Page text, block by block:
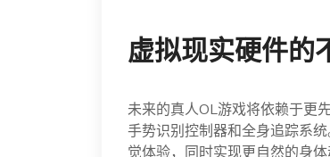
虚拟现实硬件的
未来的真人OL游戏将依赖于更
手势识别控制器和全身追踪系
觉体验，同时实现更自然的身